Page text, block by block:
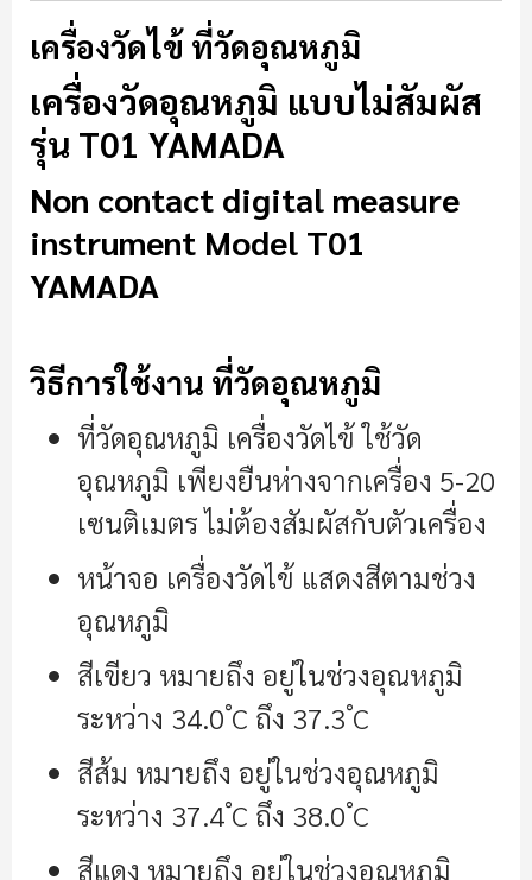
เครื่องวัดไข้ ที่วัดอุณหภูมิ
เครื่องวัดอุณหภูมิ แบบไม่สัมผัส
รุ่น T01 YAMADA
Non contact digital measure
instrument Model T01
YAMADA
วิธีการใช้งาน ที่วัดอุณหภูมิ
ที่วัดอุณหภูมิ เครื่องวัดไข้ ใช้วัด
อุณหภูมิ เพียงยืนห่างจากเครื่อง 5-20
เซนติเมตร ไม่ต้องสัมผัสกับตัวเครื่อง
หน้าจอ เครื่องวัดไข้ แสดงสีตามช่วง
อุณหภูมิ
สีเขียว หมายถึง อยู่ในช่วงอุณหภูมิ
ระหว่าง 34.0 ํC ถึง 37.3 ํC
สีส้ม หมายถึง อยู่ในช่วงอุณหภูมิ
ระหว่าง 37.4 ํC ถึง 38.0 ํC
สีแดง หมายถึง อยู่ในช่วงอุณหภูมิ